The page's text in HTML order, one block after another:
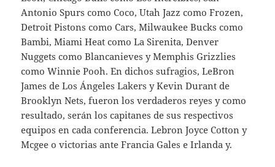
Antonio Spurs como Coco, Utah Jazz como Frozen,
Detroit Pistons como Cars, Milwaukee Bucks como
Bambi, Miami Heat como La Sirenita, Denver
Nuggets como Blancanieves y Memphis Grizzlies
como Winnie Pooh. En dichos sufragios, LeBron
James de Los Ángeles Lakers y Kevin Durant de
Brooklyn Nets, fueron los verdaderos reyes y como
resultado, serán los capitanes de sus respectivos
equipos en cada conferencia. Lebron Joyce Cotton y
Mcgee o victorias ante Francia Gales e Irlanda y.